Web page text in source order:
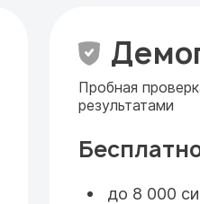
Пробная
результатами
до 8 000